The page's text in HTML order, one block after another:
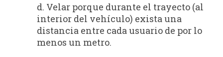
d. Velar porque durante el trayecto (al
interior del vehículo) exista una
distancia entre cada usuario de por lo
menos un metro.